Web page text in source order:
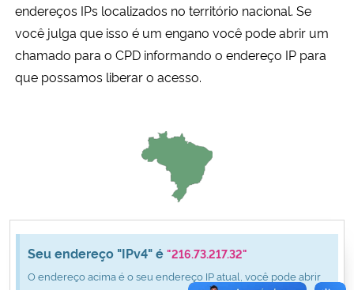
Ministério da Saúde
Ministério do Desenvolvimento Regional
Controladoria-Geral da União
endereços IPs localizados no território nacional. Se
você julga que isso é um engano você pode abrir um
chamado para o CPD informando o endereço IP para
que possamos liberar o acesso.
Seu endereço "IPv4" é "216.73.217.32"
O endereço acima é o seu endereço IP atual, você pode abrir